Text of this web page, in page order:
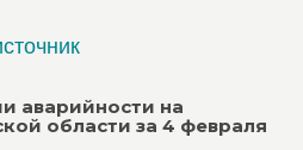
аварийности на
области за 4 февраля